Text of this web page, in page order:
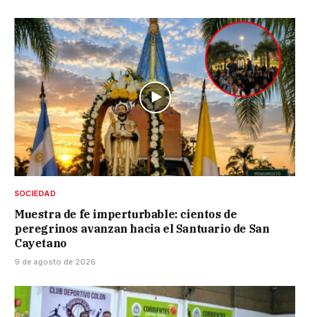
SOCIEDAD
Muestra de fe imperturbable: cientos de
peregrinos avanzan hacia el Santuario de San
Cayetano
9 de agosto de 2026